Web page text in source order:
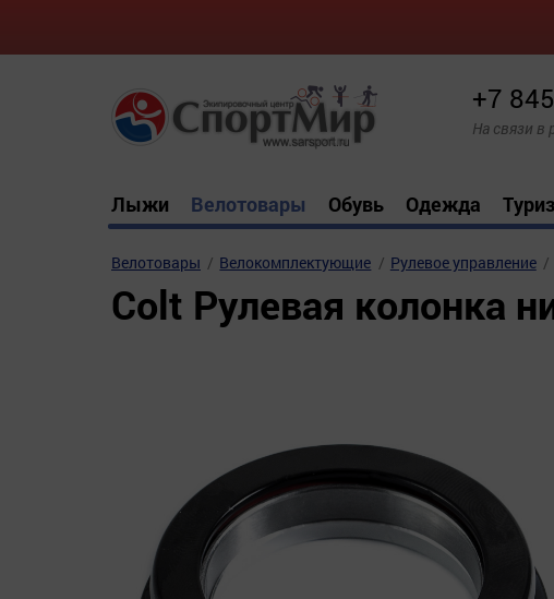
+7
На связи в
Лыжи Велотовары Обувь Одежда
Велотовары Велокомплектующие Рулевое управление
Colt Рулевая колонка